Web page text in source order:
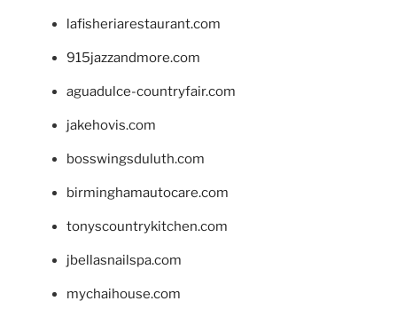
lafisheriarestaurant.com
915jazzandmore.com
aguadulce-countryfair.com
jakehovis.com
bosswingsduluth.com
birminghamautocare.com
tonyscountrykitchen.com
jbellasnailspa.com
mychaihouse.com